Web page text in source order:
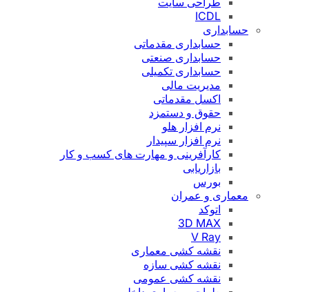
ICDL
حسابداری
حسابداری مقدماتی
حسابداری صنعتی
حسابداری تکمیلی
مدیریت مالی
اکسل مقدماتی
حقوق و دستمزد
نرم افزار هلو
نرم افزار سپیدار
کارآفرینی و مهارت های کسب و کار
بازاریابی
بورس
معماری و عمران
اتوکد
3D MAX
V Ray
نقشه کشی معماری
نقشه کشی سازه
نقشه کشی عمومی